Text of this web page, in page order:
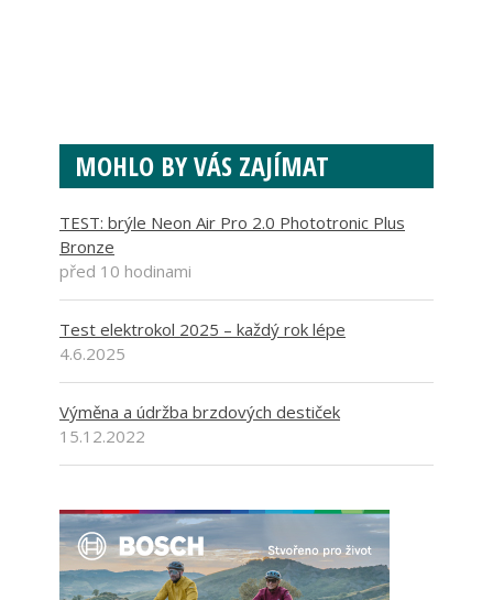
MOHLO BY VÁS ZAJÍMAT
TEST: brýle Neon Air Pro 2.0 Phototronic Plus
Bronze
před 10 hodinami
Test elektrokol 2025 – každý rok lépe
4.6.2025
Výměna a údržba brzdových destiček
15.12.2022